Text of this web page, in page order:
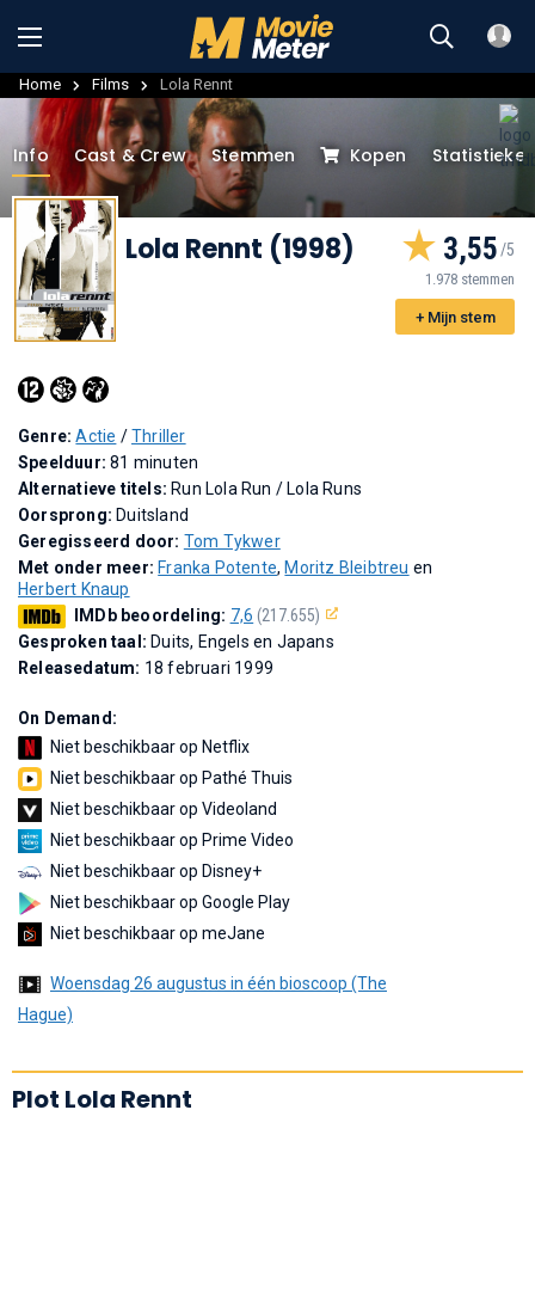
Home Films Lola Rennt
Info Cast & Crew Stemmen Kopen
Lola Rennt (1998) 3,55
1.978 stemmen
+ Mijn stem
Genre:Actie /Thriller
Speelduur:81 minuten
Alternatieve titels: Run Lola Run / Lola Runs
Oorsprong: Duitsland
Geregisseerd door: Tom Tykwer
Met onder meer: Franka Potente, Moritz Bleibtreu en
Herbert Knaup
IMDb beoordeling: 7,6 (217.655)
Gesproken taal: Duits, Engels en Japans
Releasedatum: 18 februari 1999
On Demand:
Niet beschikbaar op Netflix
Niet beschikbaar op Pathé Thuis
Niet beschikbaar op Videoland
Niet beschikbaar op Prime Video
Niet beschikbaar op Disney+
Niet beschikbaar op Google Play
Niet beschikbaar op meJane
Woensdag 26 augustus in één bioscoop (The
Hague)
Plot Lola Rennt